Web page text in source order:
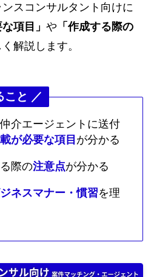
スコンサルタント向けに
項目」 や 「作成する際の
解説します。
こと ／
介エージェントに送付
が必要な項目 が分かる
際の注意点が分かる
ネスマナー・慣習を理